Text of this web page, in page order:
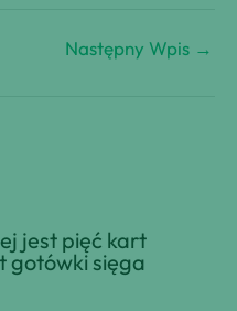
Następny Wpis →
jest pięć kart
gotówki sięga